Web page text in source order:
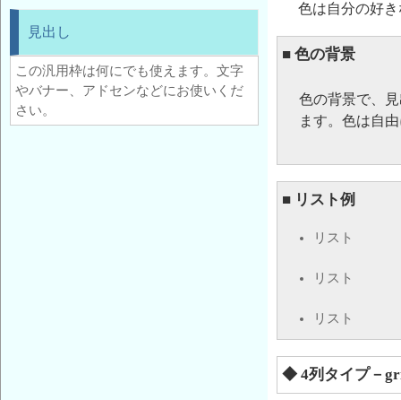
色は自分の好
■ 色の背景
色の背景で、
ます。色は自
■ リスト例
リスト
リスト
リスト
◆ 4列タイプ－
見出し
この汎用枠は何にでも使えます。文字
やバナー、アドセンなどにお使いくだ
さい。